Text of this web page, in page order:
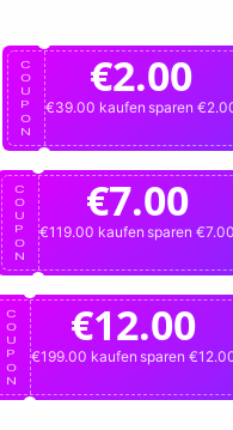
C
O
U
P
O
N
€2.00
€39.00 kaufen sparen
C
O
U
P
O
N
€7.00
€119.00 kaufen sparen €7.00
C
O
U
P
O
N
€12.00
€199.00 kaufen sparen